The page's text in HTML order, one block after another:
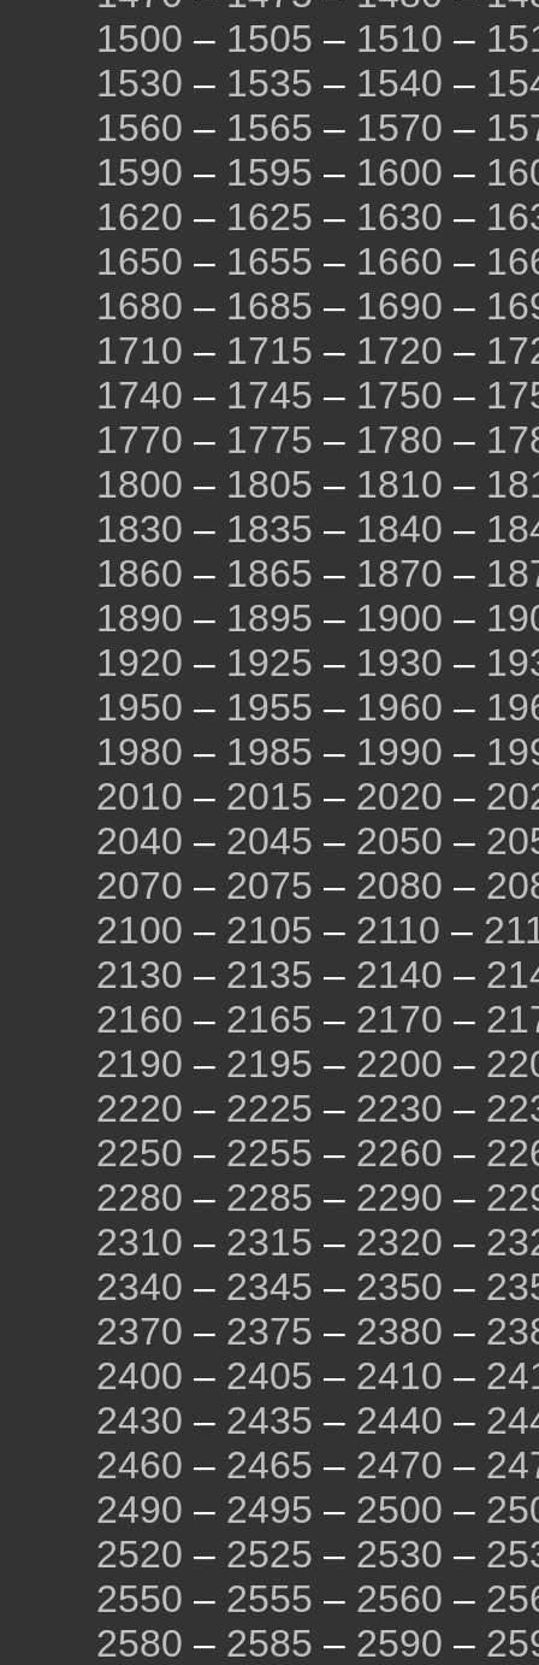
1500 – 1505 – 1510 –
1530 – 1535 – 1540 –
1560 – 1565 – 1570 –
1590 – 1595 – 1600 –
1620 – 1625 – 1630 –
1650 – 1655 – 1660 –
1680 – 1685 – 1690 –
1710 – 1715 – 1720 –
1740 – 1745 – 1750 –
1770 – 1775 – 1780 –
1800 – 1805 – 1810 –
1830 – 1835 – 1840 –
1860 – 1865 – 1870 –
1890 – 1895 – 1900 –
1920 – 1925 – 1930 –
1950 – 1955 – 1960 –
1980 – 1985 – 1990 –
2010 – 2015 – 2020 –
2040 – 2045 – 2050 –
2070 – 2075 – 2080 –
2100 – 2105 – 2110 –
2130 – 2135 – 2140 –
2160 – 2165 – 2170 –
2190 – 2195 – 2200 –
2220 – 2225 – 2230 –
2250 – 2255 – 2260 –
2280 – 2285 – 2290 –
2310 – 2315 – 2320 –
2340 – 2345 – 2350 –
2370 – 2375 – 2380 –
2400 – 2405 – 2410 –
2430 – 2435 – 2440 –
2460 – 2465 – 2470 –
2490 – 2495 – 2500 –
2520 – 2525 – 2530 –
2550 – 2555 – 2560 –
2580 – 2585 – 2590 –